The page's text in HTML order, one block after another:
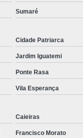
Sumaré
Cidade Patriarca
Jardim Iguatemi
Ponte Rasa
Vila Esperança
Caieiras
Francisco Morato